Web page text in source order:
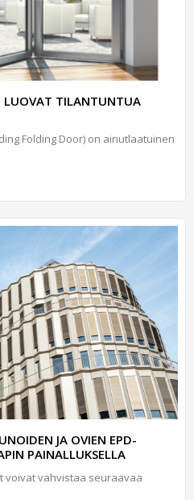
LUOVAT TILANTUNTUA
Folding Door) on ainutlaatuinen
JA OVIEN EPD-
PAINALLUKSELLA
voivat vahvistaa seuraavaa